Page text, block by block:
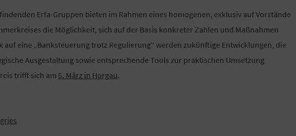
Erfa-Gruppen bieten im Rahmen eines homogenen, exklusiv auf Vorstände
die Möglichkeit, sich auf der Basis konkreter Zahlen und Maßnahmen
auf eine „Banksteuerung trotz Regulierung“ werden zukünftige Entwicklungen, die
Ausgestaltung sowie entsprechende Tools zur praktischen Umsetzung
trifft sich am 5. März in Horgau.